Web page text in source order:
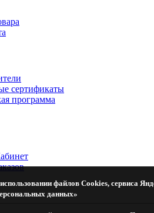
сертификаты
программа
файлов Cookies, сервиса
данных»